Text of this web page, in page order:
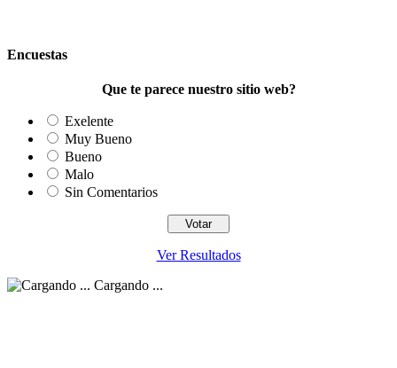
Encuestas
Que te parece nuestro sitio web?
Exelente
Muy Bueno
Bueno
Malo
Sin Comentarios
Ver Resultados
Cargando ...